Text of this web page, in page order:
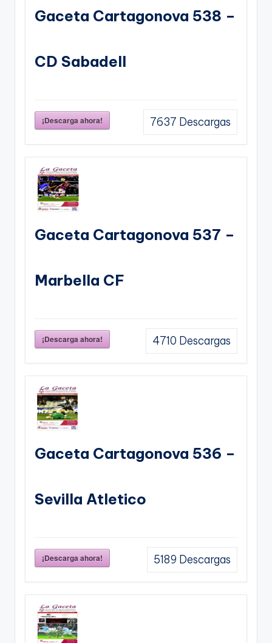
Gaceta Cartagonova 538 –
CD Sabadell
¡Descarga ahora! 7637 Descargas
Gaceta Cartagonova 537 –
Marbella CF
¡Descarga ahora! 4710 Descargas
Gaceta Cartagonova 536 –
Sevilla Atletico
¡Descarga ahora! 5189 Descargas